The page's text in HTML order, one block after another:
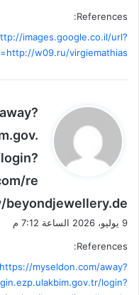
References:
images.google.co.il/url?
w09.ru/virgiemathias
ي
و
ل
re
beyondjewellery.de
9 يوليو، 2026 الساعة 7:12 م
References:
https://myseldon.com/away?
login?